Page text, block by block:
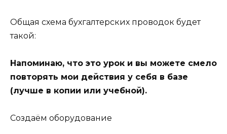
Общая схема бухгалтерских проводок будет
такой:
Напоминаю, что это урок и вы можете смело
повторять мои действия у себя в базе
(лучше в копии или учебной).
Создаём оборудование